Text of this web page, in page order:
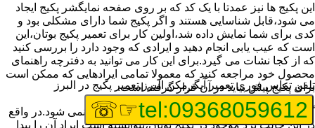
این پکیج ها نیز عمدتا با یک کد که بر روی صفحه نمایگشر پکیج ایجاد
می شود،قابل شناسایی هستند و اگر پکیج شما دارای مشکلی بود و
کدی برای شما نمایش داده شد،اولین کار برای تعمیر پکیج بوتان،این
است که عیب یابی انجام دهید و ایرادی که وجود دارد را بررسی کنید
که از کجا نشات می گیرد.برای این کار می توانید به دفترچه راهنمای
محصول خود مراجعه کنید که معمولا تمامی ایرادهایی که ممکن است
برای پکیج پیش بیاید در آن قرار گرفته است.
گاهی نیز هنگام خرابی پکیج،هیچ اروری نمایش داده نمی شود.در واقع
در این حالت برد موجود در پکیج بوتان،نتوانسته است ایراد آن را پیدا
تلفن تماس فوریتعمیر آبگرمکن البرز,تعمیر پکیج در البرز
tel:09368059612
☞☏